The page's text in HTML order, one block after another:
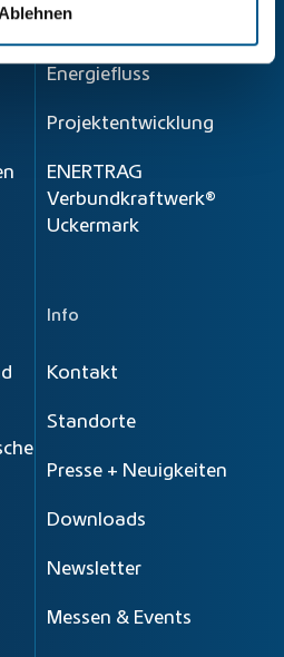
Ablehnen
Prinzip
Energiefluss
Projektentwicklung
ENERTRAG
Verbundkraftwerk®
Uckermark
Info
Kontakt
Standorte
Presse + Neuigkeiten
Downloads
Newsletter
Messen & Events